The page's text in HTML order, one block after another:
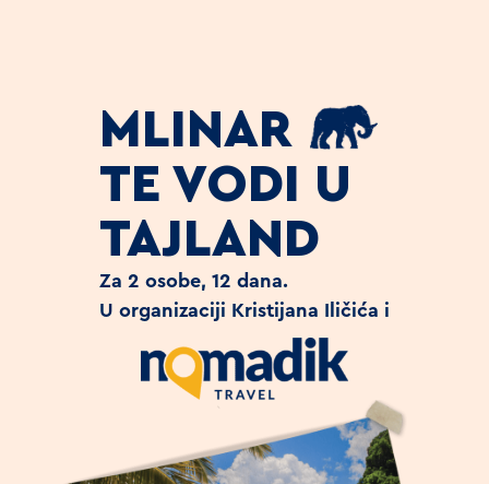
MLINAR
TE VODI U
TAJLAND
Za 2 osobe, 12 dana.
U organizaciji Kristijana Iličića i